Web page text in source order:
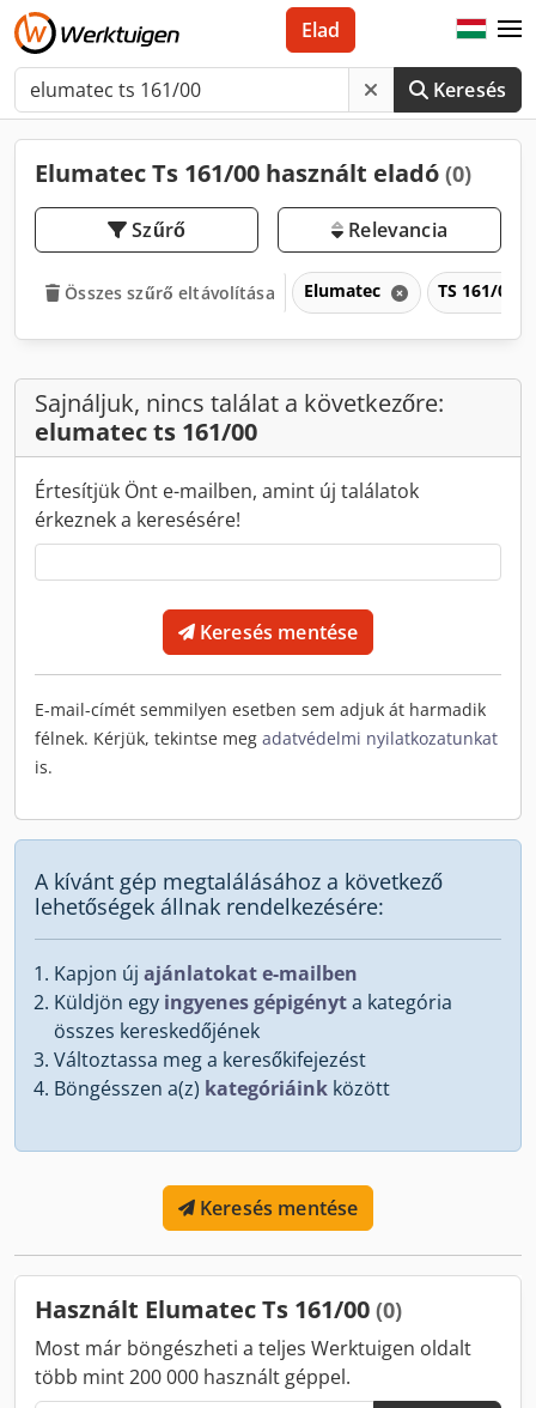
Keresés
Elad
Elumatec Ts 161/00 használt eladó (0)
Szűrő Relevancia
Összes szűrő eltávolítása Elumatec TS 161/00
Sajnáljuk, nincs találat a következőre:
elumatec ts 161/00
Értesítjük Önt e-mailben, amint új találatok
érkeznek a keresésére!
Keresés mentése
E-mail-címét semmilyen esetben sem adjuk át harmadik
félnek. Kérjük, tekintse meg adatvédelmi nyilatkozatunkat
is.
A kívánt gép megtalálásához a következő
lehetőségek állnak rendelkezésére:
Kapjon új ajánlatokat e-mailben
Küldjön egy ingyenes gépigényta kategória
összes kereskedőjének
Változtassa meg a keresőkifejezést
Böngésszen a(z) kategóriáink között
Keresés mentése
Használt Elumatec Ts 161/00 (0)
Most már böngészheti a teljes Werktuigen oldalt
több mint 200 000 használt géppel.